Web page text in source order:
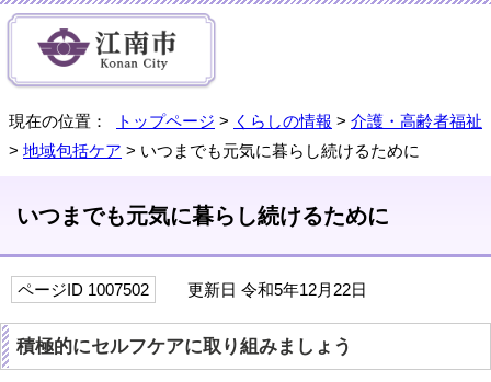
現在の位置： トップページ > くらしの情報 > 介護・高齢者福祉
> 地域包括ケア > いつまでも元気に暮らし続けるために
いつまでも元気に暮らし続けるために
ページID 1007502 更新日 令和5年12月22日
積極的にセルフケアに取り組みましょう